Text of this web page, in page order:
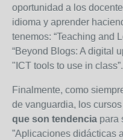
oportunidad a los
idioma y aprender
tenemos: “Teaching and
“Beyond Blogs: A digital
"ICT tools to use in class”.
Finalmente, como
de vanguardia, los
que son tendencia para
”Aplicaciones didácticas